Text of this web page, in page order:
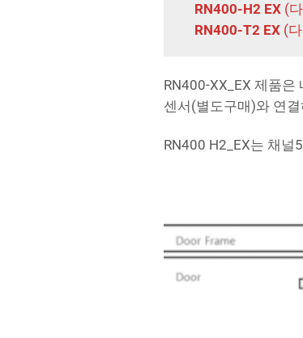
RN400-H2 EX (
RN400-T2 EX (
RN400-XX_EX 제품
센서(별도구매)와 연
RN400 H2_EX는 채널